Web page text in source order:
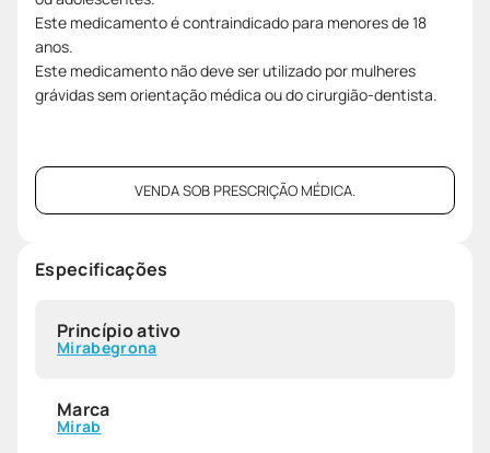
Este medicamento é contraindicado para menores de 18
anos.
Este medicamento não deve ser utilizado por mulheres
grávidas sem orientação médica ou do cirurgião-dentista.
VENDA SOB PRESCRIÇÃO MÉDICA.
Especificações
Princípio ativo
Mirabegrona
Marca
Mirab